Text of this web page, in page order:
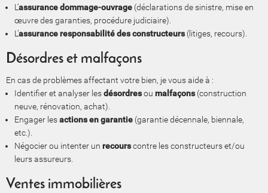
L’assurance dommage-ouvrage (déclarations de sinistre, mise en
œuvre des garanties, procédure judiciaire).
L’assurance responsabilité des constructeurs(litiges, recours).
Désordres et malfaçons
En cas de problèmes affectant votre bien, je vous aide à :
Identifier et analyser lesdésordresou malfaçons(construction
neuve, rénovation, achat).
Engager lesactions en garantie (garantie décennale, biennale,
etc.).
Négocier ou intenter un recourscontre les constructeurs et/ou
leurs assureurs.
Ventes immobilières